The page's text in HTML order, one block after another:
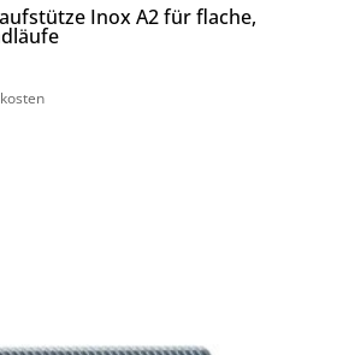
Inox A2 für flache,